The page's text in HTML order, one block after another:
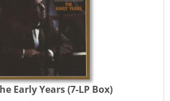
Early Years (7-LP Box)